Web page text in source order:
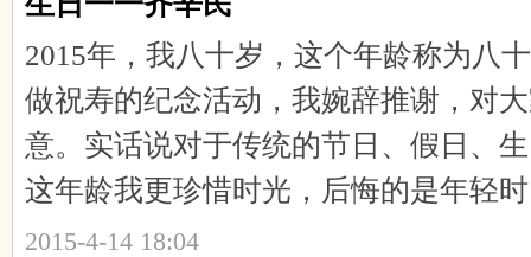
2015年，我八十岁，这个年龄称为八
做祝寿的纪念活动，我婉辞推谢，对
意。实话说对于传统的节日、假日、
这年龄我更珍惜时光，后悔的是年轻时
2015-4-14 18:04